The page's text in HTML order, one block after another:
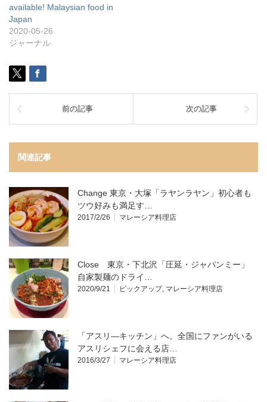
available! Malaysian food in
Japan
2020-05-26
ジャーナル
前の記事 次の記事
関連記事
Change 東京・大塚「ラヤンラヤン」初心者も
ツウ好みも満足す…
2017/2/26 マレーシア料理店
Close 東京・下北沢「圧延・ジャパンミー」
自家製麺のドライ…
2020/9/21 ピックアップ, マレーシア料理店
「アスリ―キッチン」へ。全国にファンがいる
アスリシェフに会える店…
2016/3/27 マレーシア料理店